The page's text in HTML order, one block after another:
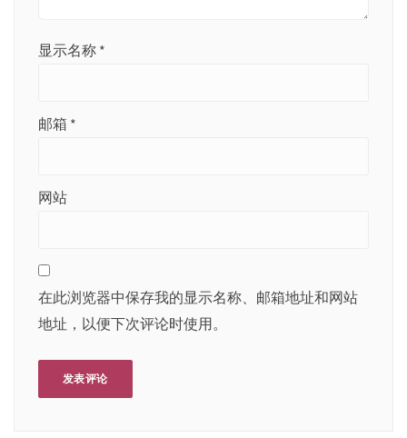
显示名称 *
邮箱 *
网站
在此浏览器中保存我的显示名称、邮箱地址和网站
地址，以便下次评论时使用。